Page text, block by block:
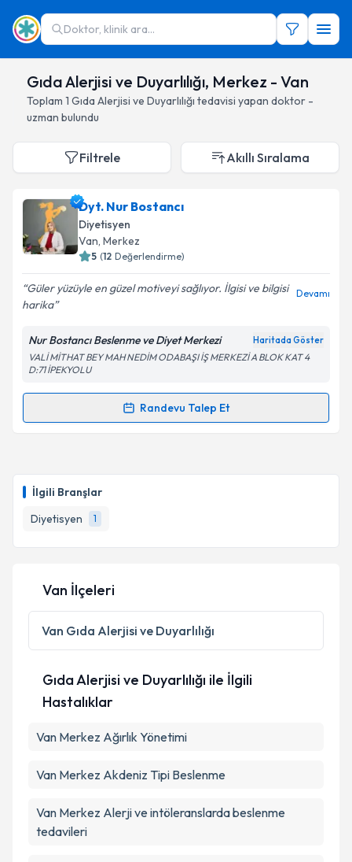
Doktor, klinik ara...
Gıda Alerjisi ve Duyarlılığı, Merkez - Van
Toplam 1 Gıda Alerjisi ve Duyarlılığı tedavisi yapan doktor -
uzman bulundu
İlgili Branşlar
Diyetisyen
1
Filtrele Akıllı Sıralama
Dyt. Nur Bostancı
Diyetisyen
Van, Merkez
5 (12 Değerlendirme)
Güler yüzüyle en güzel motiveyi sağlıyor. İlgisi ve bilgisi
harika
Devamı
Nur Bostancı Beslenme ve Diyet Merkezi Haritada Göster
VALİ MİTHAT BEY MAH NEDİM ODABAŞI İŞ MERKEZİ A BLOK KAT 4
D:71 İPEKYOLU
Randevu Talep Et
Randevu Takvimi Talebi
takvim hazırlandığında e-posta ile bilgilendireceğiz.
E-posta Adresiniz
Kişisel verilerimin işlenmesine ilişkinAydınlatma
Metni 'ni okudum ve kişisel verilerimin belirtilen
kapsamda işlenmesini kabul ediyorum.
Takvim Talebini Gönder
Van İlçeleri
Van Gıda Alerjisi ve Duyarlılığı
Gıda Alerjisi ve Duyarlılığı ile İlgili
Hastalıklar
Van Merkez Ağırlık Yönetimi
Van Merkez Akdeniz Tipi Beslenme
Van Merkez Alerji ve intöleranslarda beslenme
tedavileri